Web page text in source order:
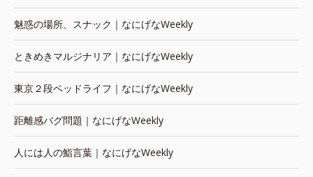
魅惑の場所、スナック｜なにげなWeekly
ときめきマルジナリア｜なにげなWeekly
東京２段ベッドライフ｜なにげなWeekly
距離感バグ問題｜なにげなWeekly
人には人の鮨言葉｜なにげなWeekly